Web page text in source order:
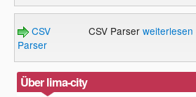
CSV
Parser
CSV Parser weiterlesen
Über lima-city